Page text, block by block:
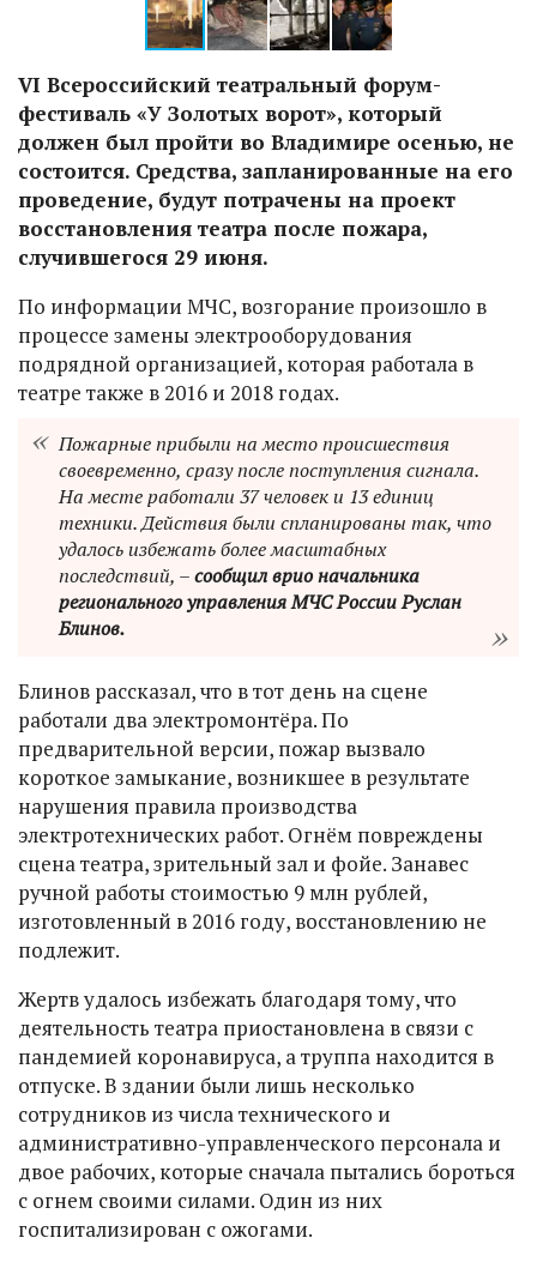
VI Всероссийский театральный форум-
фестиваль «У Золотых ворот», который
должен был пройти во Владимире осенью, не
состоится. Средства, запланированные на его
проведение, будут потрачены на проект
восстановления театра после пожара,
случившегося 29 июня.
По информации МЧС, возгорание произошло в
процессе замены электрооборудования
подрядной организацией, которая работала в
театре также в 2016 и 2018 годах.
Пожарные прибыли на место происшествия
своевременно, сразу после поступления сигнала.
На месте работали 37 человек и 13 единиц
техники. Действия были спланированы так, что
удалось избежать более масштабных
последствий, –сообщил врио начальника
регионального управления МЧС России Руслан
Блинов.
Блинов рассказал, что в тот день на сцене
работали два электромонтёра. По
предварительной версии, пожар вызвало
короткое замыкание, возникшее в результате
нарушения правила производства
электротехнических работ. Огнём повреждены
сцена театра, зрительный зал и фойе. Занавес
ручной работы стоимостью 9 млн рублей,
изготовленный в 2016 году, восстановлению не
подлежит.
Жертв удалось избежать благодаря тому, что
деятельность театра приостановлена в связи с
пандемией коронавируса, а труппа находится в
отпуске. В здании были лишь несколько
сотрудников из числа технического и
административно-управленческого персонала и
двое рабочих, которые сначала пытались бороться
с огнем своими силами. Один из них
госпитализирован с ожогами.